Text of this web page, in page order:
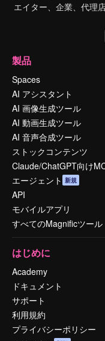
エイター、企業、代理
製品
Spaces
AI アシスタント
AI 画像生成ツール
AI 動画生成ツール
AI 音声合成ツール
ストックコンテンツ
Claude/ChatGPT向け
エージェント 新規
API
モバイルアプリ
すべてのMagnificツール
はじめに
Academy
ドキュメント
サポート
利用規約
プライバシーポリシー